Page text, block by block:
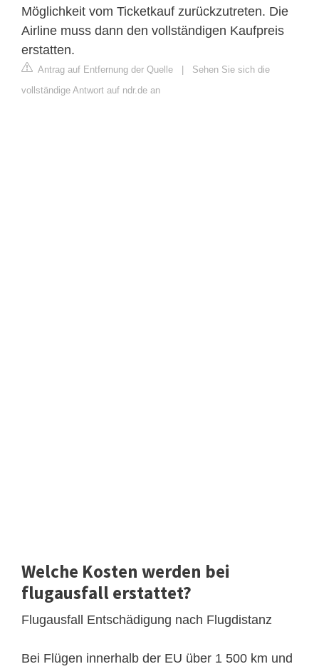
Möglichkeit vom Ticketkauf zurückzutreten. Die
Airline muss dann den vollständigen Kaufpreis
erstatten.
Antrag auf Entfernung der Quelle | Sehen Sie sich die
vollständige Antwort auf ndr.de an
Welche Kosten werden bei
flugausfall erstattet?
Flugausfall Entschädigung nach Flugdistanz
Bei Flügen innerhalb der EU über 1 500 km und